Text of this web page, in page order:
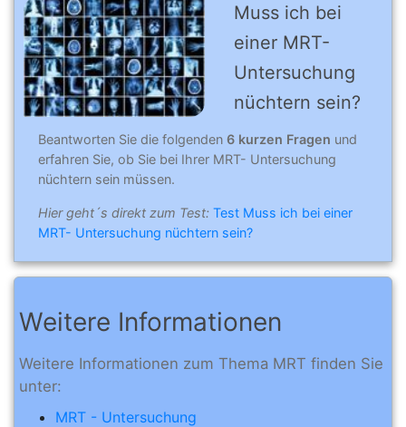
Muss ich bei
einer MRT-
Untersuchung
nüchtern sein?
Beantworten Sie die folgenden 6 kurzen Fragen und
erfahren Sie, ob Sie bei Ihrer MRT- Untersuchung
nüchtern sein müssen.
Hier geht´s direkt zum Test: Test Muss ich bei einer
MRT- Untersuchung nüchtern sein?
Weitere Informationen
Weitere Informationen zum Thema MRT finden Sie
unter:
MRT - Untersuchung